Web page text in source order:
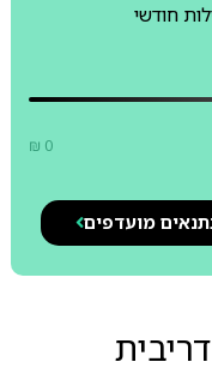
חודשי
₪ 0
מועדפים